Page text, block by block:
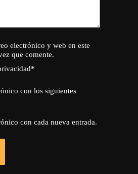
electrónico y web en este
que comente.
*
con los siguientes
con cada nueva entrada.